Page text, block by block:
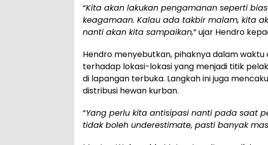
“Kita akan lakukan pengamanan seperti
keagamaan. Kalau ada takbir malam, kita
nanti akan kita sampaikan,” ujar Hendro
Hendro menyebutkan, pihaknya dalam
terhadap lokasi-lokasi yang menjadi titik
di lapangan terbuka. Langkah ini juga
distribusi hewan kurban.
“Yang perlu kita antisipasi nanti pada saat
tidak boleh underestimate, pasti banyak